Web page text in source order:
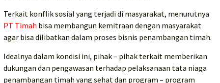
Terkait konflik sosial yang terjadi di masyarakat, menurutnya
PT Timah bisa membangun kemitraan dengan masyarakat
agar bisa dilibatkan dalam proses bisnis penambangan timah.
Idealnya dalam kondisi ini, pihak – pihak terkait memberikan
dukungan dan pengawasan terhadap pelaksanaan tata niaga
penambangan timah yang sehat dan program – program